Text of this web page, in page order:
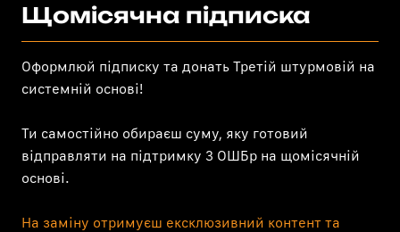
Щомісячна підписка
Оформлюй підписку та донать Третій штурмовій на
системній основі!
Ти самостійно обираєш суму, яку готовий
відправляти на підтримку 3 ОШБр на щомісячній
основі.
На заміну отримуєш ексклюзивний контент та